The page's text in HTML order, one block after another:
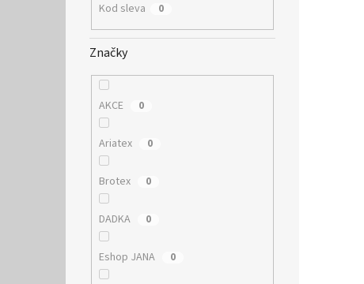
Kod sleva 0
Značky
AKCE 0
Ariatex 0
Brotex 0
DADKA 0
Eshop JANA 0